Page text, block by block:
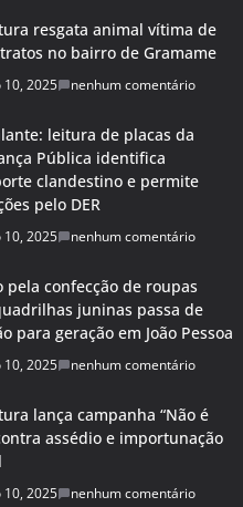
resgata animal vítima de
no bairro de Gramame
10, 2025 nenhum comentário
leitura de placas da
Pública identifica
clandestino e permite
pelo DER
10, 2025 nenhum comentário
pela confecção de roupas
juninas passa de
para geração em João Pessoa
10, 2025 nenhum comentário
lança campanha “Não é
assédio e importunação
10, 2025 nenhum comentário